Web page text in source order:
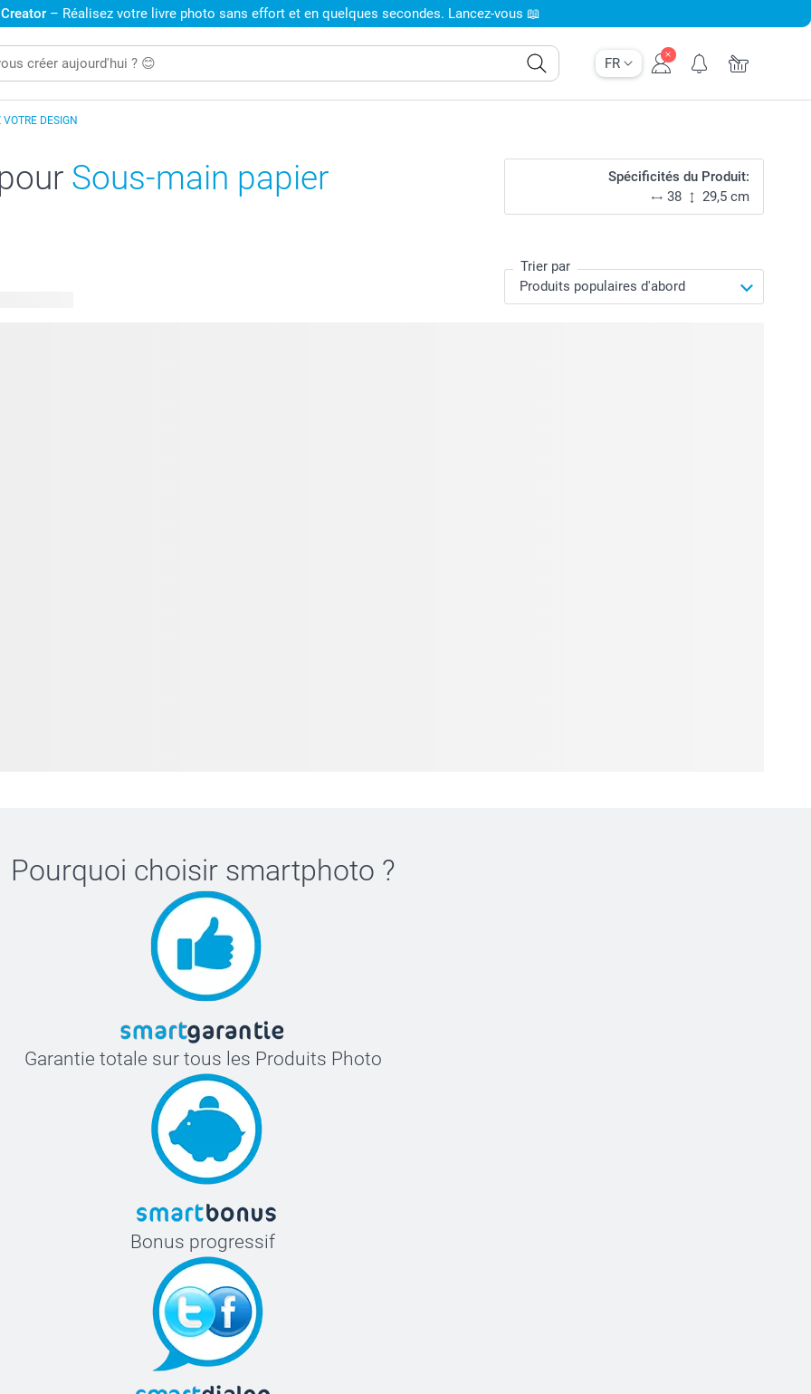
FR
– Réalisez votre livre photo sans effort et en quelques secondes. Lancez-vous 📖
DESIGN
Sous-main papier
Spécificités du Produit:
38
29,5 cm
Trier par
Pourquoi choisir smartphoto ?
Garantie totale sur tous les Produits Photo
Bonus progressif